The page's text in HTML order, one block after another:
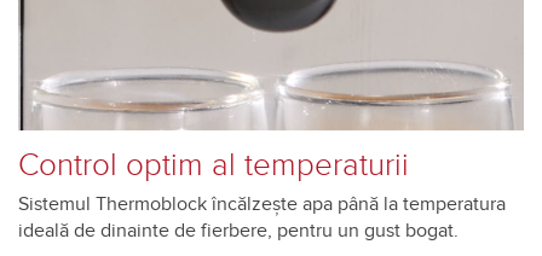
Control optim al temperaturii
Sistemul Thermoblock încălzește apa până la temperatura
ideală de dinainte de fierbere, pentru un gust bogat.